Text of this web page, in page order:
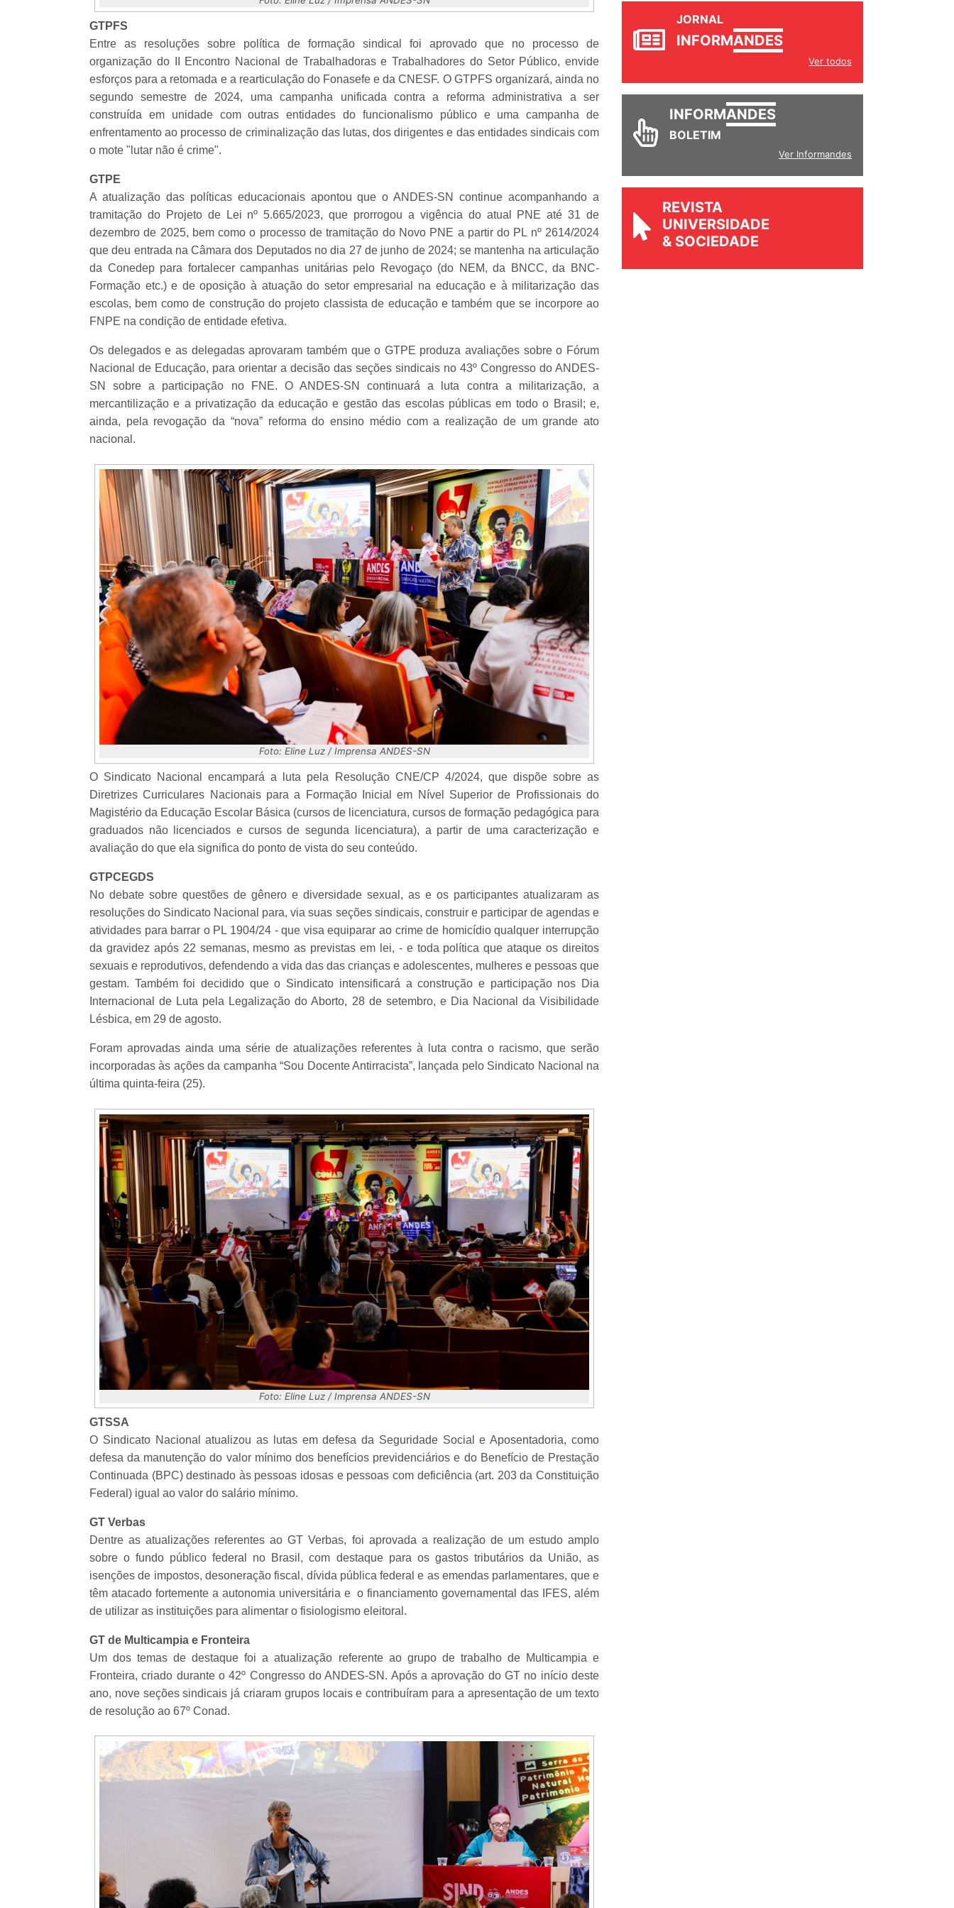
GTPFS
Entre as resoluções sobre política de formação sindical foi aprovado que no processo de
organização do II Encontro Nacional de Trabalhadoras e Trabalhadores do Setor Público, envide
esforços para a retomada e a rearticulação do Fonasefe e da CNESF. O GTPFS organizará, ainda no
segundo semestre de 2024, uma campanha unificada contra a reforma administrativa a ser
construída em unidade com outras entidades do funcionalismo público e uma campanha de
enfrentamento ao processo de criminalização das lutas, dos dirigentes e das entidades sindicais com
o mote "lutar não é crime".
GTPE
A atualização das políticas educacionais apontou que o ANDES-SN continue acompanhando a
tramitação do Projeto de Lei nº 5.665/2023, que prorrogou a vigência do atual PNE até 31 de
dezembro de 2025, bem como o processo de tramitação do Novo PNE a partir do PL nº 2614/2024
que deu entrada na Câmara dos Deputados no dia 27 de junho de 2024; se mantenha na articulação
da Conedep para fortalecer campanhas unitárias pelo Revogaço (do NEM, da BNCC, da BNC-
Formação etc.) e de oposição à atuação do setor empresarial na educação e à militarização das
escolas, bem como de construção do projeto classista de educação e também que se incorpore ao
FNPE na condição de entidade efetiva.
Os delegados e as delegadas aprovaram também que o GTPE produza avaliações sobre o Fórum
Nacional de Educação, para orientar a decisão das seções sindicais no 43º Congresso do ANDES-
SN sobre a participação no FNE. O ANDES-SN continuará a luta contra a militarização, a
mercantilização e a privatização da educação e gestão das escolas públicas em todo o Brasil; e,
ainda, pela revogação da “nova” reforma do ensino médio com a realização de um grande ato
nacional.
Foto: Eline Luz / Imprensa ANDES-SN
O Sindicato Nacional encampará a luta pela Resolução CNE/CP 4/2024, que dispõe sobre as
Diretrizes Curriculares Nacionais para a Formação Inicial em Nível Superior de Profissionais do
Magistério da Educação Escolar Básica (cursos de licenciatura, cursos de formação pedagógica para
graduados não licenciados e cursos de segunda licenciatura), a partir de uma caracterização e
avaliação do que ela significa do ponto de vista do seu conteúdo.
GTPCEGDS
No debate sobre questões de gênero e diversidade sexual, as e os participantes atualizaram as
resoluções do Sindicato Nacional para, via suas seções sindicais, construir e participar de agendas e
atividades para barrar o PL 1904/24 - que visa equiparar ao crime de homicídio qualquer interrupção
da gravidez após 22 semanas, mesmo as previstas em lei, - e toda política que ataque os direitos
sexuais e reprodutivos, defendendo a vida das das crianças e adolescentes, mulheres e pessoas que
gestam. Também foi decidido que o Sindicato intensificará a construção e participação nos Dia
Internacional de Luta pela Legalização do Aborto, 28 de setembro, e Dia Nacional da Visibilidade
Lésbica, em 29 de agosto.
Foram aprovadas ainda uma série de atualizações referentes à luta contra o racismo, que serão
incorporadas às ações da campanha “Sou Docente Antirracista”, lançada pelo Sindicato Nacional na
última quinta-feira (25).
Foto: Eline Luz / Imprensa ANDES-SN
GTSSA
O Sindicato Nacional atualizou as lutas em defesa da Seguridade Social e Aposentadoria, como
defesa da manutenção do valor mínimo dos benefícios previdenciários e do Benefício de Prestação
Continuada (BPC) destinado às pessoas idosas e pessoas com deficiência (art. 203 da Constituição
Federal) igual ao valor do salário mínimo.
GT Verbas
Dentre as atualizações referentes ao GT Verbas, foi aprovada a realização de um estudo amplo
sobre o fundo público federal no Brasil, com destaque para os gastos tributários da União, as
isenções de impostos, desoneração fiscal, dívida pública federal e as emendas parlamentares, que e
têm atacado fortemente a autonomia universitária e o financiamento governamental das IFES, além
de utilizar as instituições para alimentar o fisiologismo eleitoral.
GT de Multicampia e Fronteira
Um dos temas de destaque foi a atualização referente ao grupo de trabalho de Multicampia e
Fronteira, criado durante o 42º Congresso do ANDES-SN. Após a aprovação do GT no início deste
ano, nove seções sindicais já criaram grupos locais e contribuíram para a apresentação de um texto
de resolução ao 67º Conad.
JORNAL
Ver todos
INFORM
Ver Informandes
REVISTA
UNIVERSIDADE